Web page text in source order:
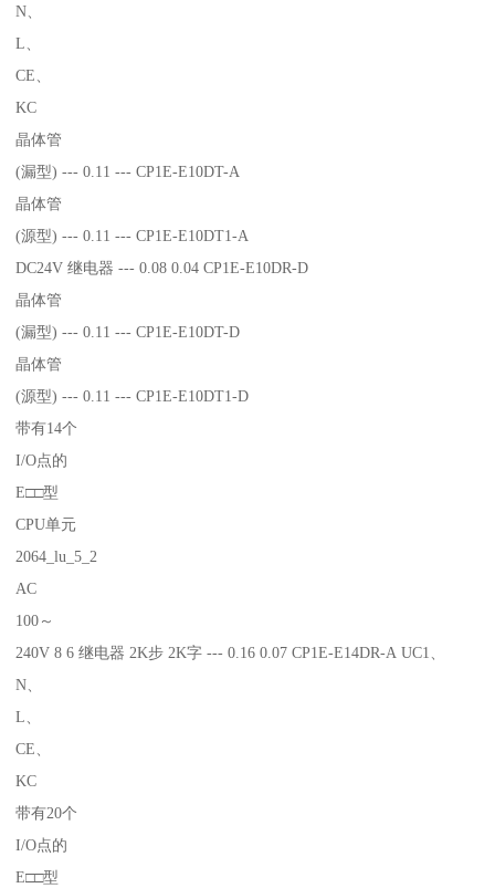
N、
L、
CE、
KC
晶体管
(漏型) --- 0.11 --- CP1E-E10DT-A
晶体管
(源型) --- 0.11 --- CP1E-E10DT1-A
DC24V 继电器 --- 0.08 0.04 CP1E-E10DR-D
晶体管
(漏型) --- 0.11 --- CP1E-E10DT-D
晶体管
(源型) --- 0.11 --- CP1E-E10DT1-D
带有14个
I/O点的
E□□型
CPU单元
2064_lu_5_2
AC
100～
240V 8 6 继电器 2K步 2K字 --- 0.16 0.07 CP1E-E14DR-A UC1、
N、
L、
CE、
KC
带有20个
I/O点的
E□□型